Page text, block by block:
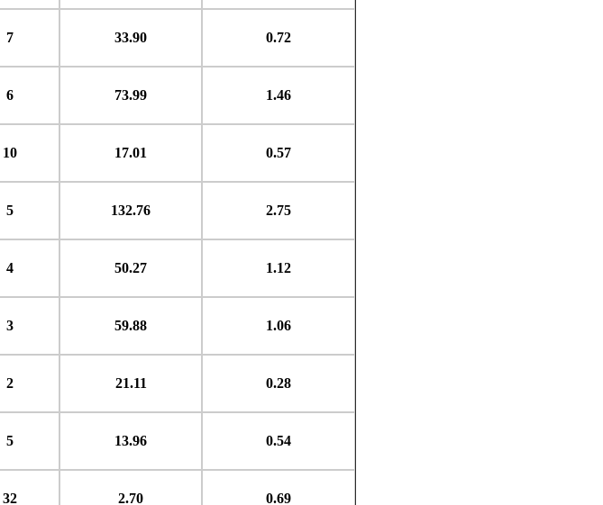
7 33.90 0.72
6 73.99 1.46
10 17.01 0.57
5 132.76 2.75
4 50.27 1.12
3 59.88 1.06
2 21.11 0.28
5 13.96 0.54
32 2.70 0.69